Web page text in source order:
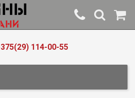
114-00-55